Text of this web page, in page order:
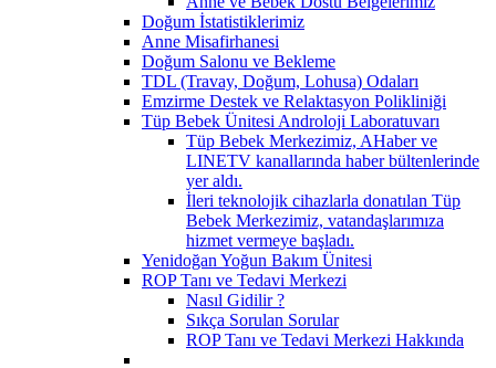
Doğum İstatistiklerimiz
Anne Misafirhanesi
Doğum Salonu ve Bekleme
TDL (Travay, Doğum, Lohusa) Odaları
Emzirme Destek ve Relaktasyon Polikliniği
Tüp Bebek Ünitesi Androloji Laboratuvarı
Tüp Bebek Merkezimiz, AHaber ve
LINETV kanallarında haber bültenlerinde
yer aldı.
İleri teknolojik cihazlarla donatılan Tüp
Bebek Merkezimiz, vatandaşlarımıza
hizmet vermeye başladı.
Yenidoğan Yoğun Bakım Ünitesi
ROP Tanı ve Tedavi Merkezi
Nasıl Gidilir ?
Sıkça Sorulan Sorular
ROP Tanı ve Tedavi Merkezi Hakkında